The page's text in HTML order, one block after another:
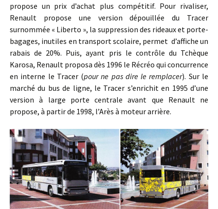
propose un prix d’achat plus compétitif. Pour rivaliser,
Renault propose une version dépouillée du Tracer
surnommée « Liberto », la suppression des rideaux et porte-
bagages, inutiles en transport scolaire, permet d’affiche un
rabais de 20%. Puis, ayant pris le contrôle du Tchèque
Karosa, Renault proposa dès 1996 le Récréo qui concurrence
en interne le Tracer (pour ne pas dire le remplacer). Sur le
marché du bus de ligne, le Tracer s’enrichit en 1995 d’une
version à large porte centrale avant que Renault ne
propose, à partir de 1998, l’Arès à moteur arrière.